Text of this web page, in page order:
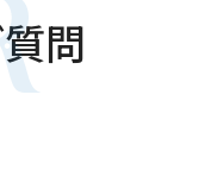
問